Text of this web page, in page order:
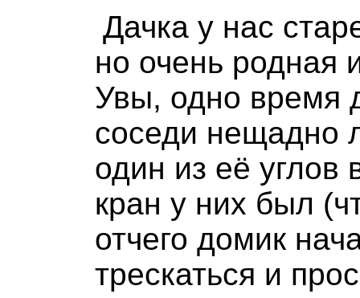
Дачка у нас
но очень родная
Увы, одно время
соседи нещадно
один из её углов
кран у них был
отчего домик
трескаться и